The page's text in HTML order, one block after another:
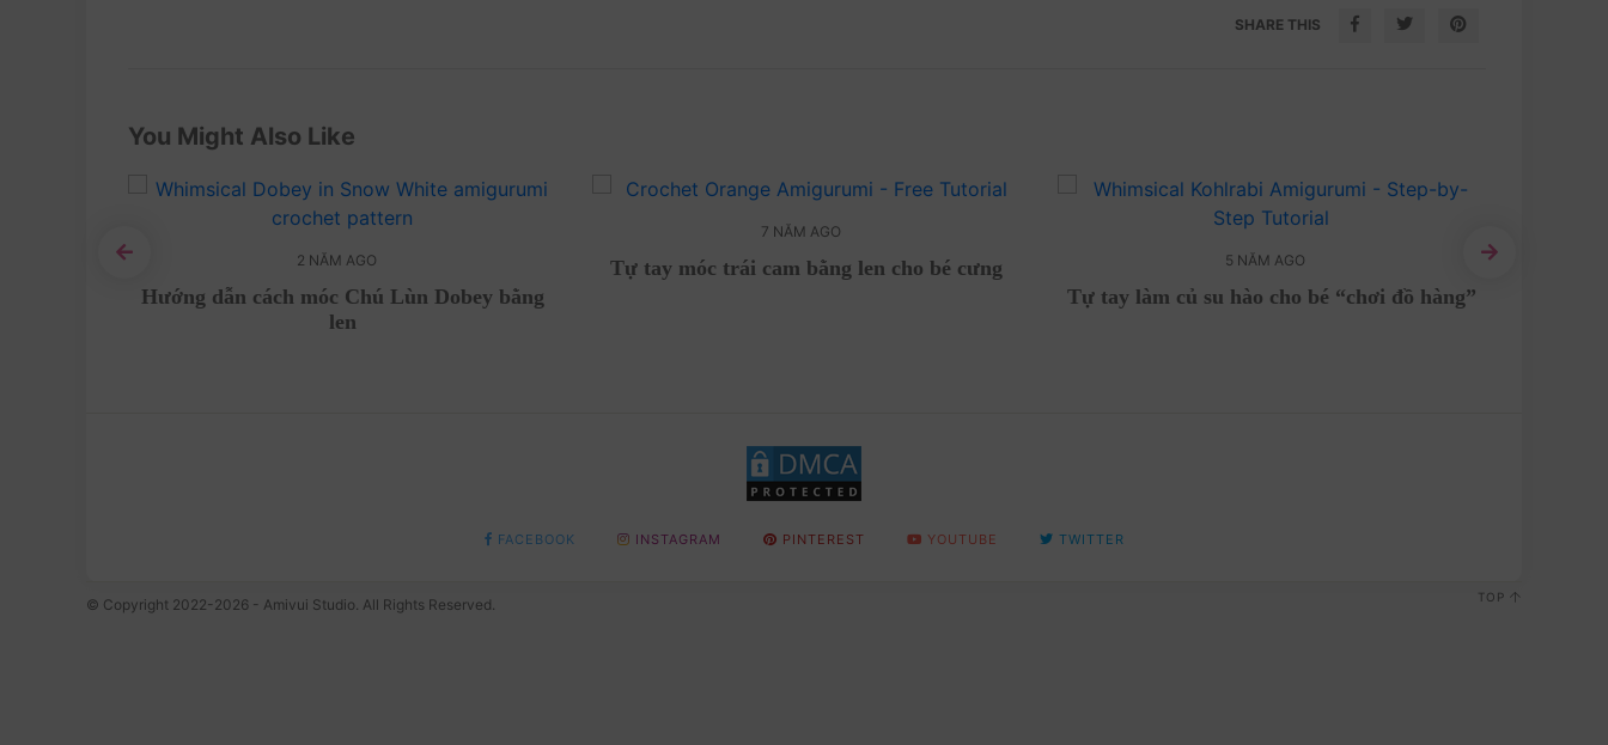
SHARE THIS
You Might Also Like
2 NĂM AGO
Hướng dẫn cách móc Chú Lùn Dobey bằng
len
7 NĂM AGO
Tự tay móc trái cam bằng len cho bé cưng 5 NĂM AGO
Tự tay làm củ su hào cho bé “chơi đồ hàng”
FACEBOOK INSTAGRAM PINTEREST YOUTUBE TWITTER
© Copyright 2022-2026 - Amivui Studio. All Rights Reserved. TOP